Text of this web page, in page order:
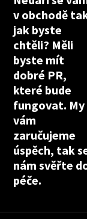
v obchodě
jak byste
chtěli? Měli
byste mít
dobré PR,
které bude
fungovat. My
vám
zaručujeme
úspěch, tak
nám svěřte
péče.